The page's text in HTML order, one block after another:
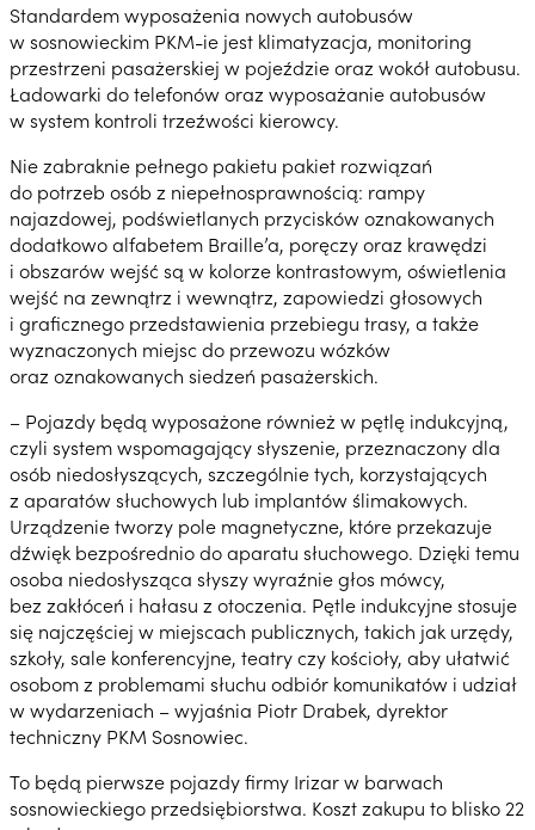
Standardem wyposażenia nowych autobusów
w sosnowieckim PKM-ie jest klimatyzacja, monitoring
przestrzeni pasażerskiej w pojeździe oraz wokół autobusu.
Ładowarki do telefonów oraz wyposażanie autobusów
w system kontroli trzeźwości kierowcy.
Nie zabraknie pełnego pakietu pakiet rozwiązań
do potrzeb osób z niepełnosprawnością: rampy
najazdowej, podświetlanych przycisków oznakowanych
dodatkowo alfabetem Braille’a, poręczy oraz krawędzi
i obszarów wejść są w kolorze kontrastowym, oświetlenia
wejść na zewnątrz i wewnątrz, zapowiedzi głosowych
i graficznego przedstawienia przebiegu trasy, a także
wyznaczonych miejsc do przewozu wózków
oraz oznakowanych siedzeń pasażerskich.
– Pojazdy będą wyposażone również w pętlę indukcyjną,
czyli system wspomagający słyszenie, przeznaczony dla
osób niedosłyszących, szczególnie tych, korzystających
z aparatów słuchowych lub implantów ślimakowych.
Urządzenie tworzy pole magnetyczne, które przekazuje
dźwięk bezpośrednio do aparatu słuchowego. Dzięki temu
osoba niedosłysząca słyszy wyraźnie głos mówcy,
bez zakłóceń i hałasu z otoczenia. Pętle indukcyjne stosuje
się najczęściej w miejscach publicznych, takich jak urzędy,
szkoły, sale konferencyjne, teatry czy kościoły, aby ułatwić
osobom z problemami słuchu odbiór komunikatów i udział
w wydarzeniach – wyjaśnia Piotr Drabek, dyrektor
techniczny PKM Sosnowiec.
To będą pierwsze pojazdy firmy Irizar w barwach
sosnowieckiego przedsiębiorstwa. Koszt zakupu to blisko 22